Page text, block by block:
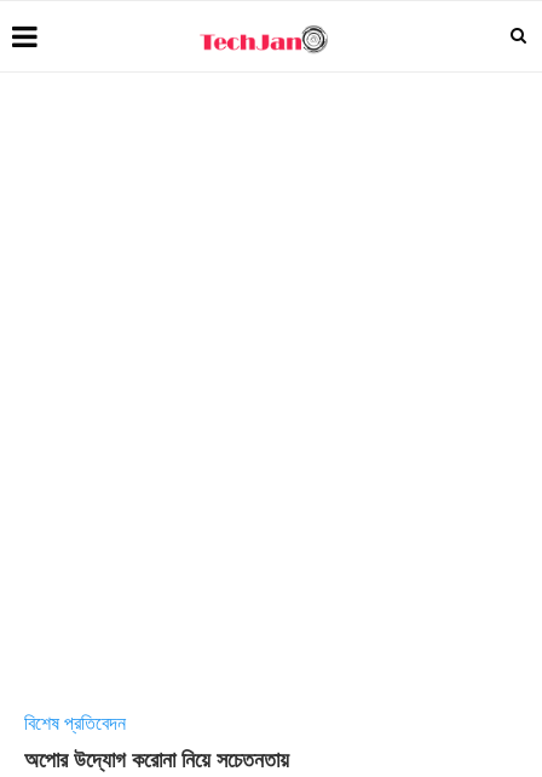
বিশেষ প্রতিবেদন
অপোর উদ্যোগ করোনা নিয়ে সচেতনতায়